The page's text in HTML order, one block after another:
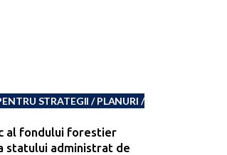
STRATEGII / PLANURI /
al fondului forestier
statului administrat de